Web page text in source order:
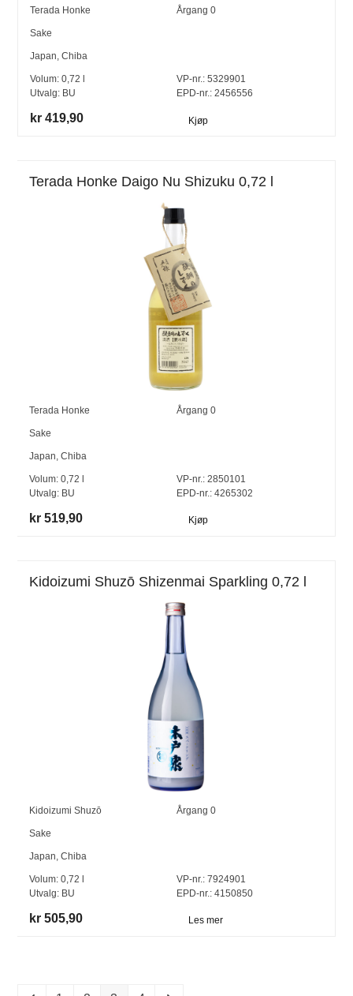
Terada Honke Årgang 0
Sake
Japan,Chiba
Volum:0,72
Utvalg: BU
VP-nr.: 5329901
EPD-nr.: 2456556
kr 419,90 Kjøp
Terada Honke Daigo Nu Shizuku 0,72 l
Terada Honke Årgang 0
Sake
Japan,Chiba
Volum:0,72
Utvalg: BU
VP-nr.:2850101
EPD-nr.: 4265302
kr 519,90 Kjøp
Kidoizumi Shuzō Shizenmai Sparkling 0,72 l
Kidoizumi Shuzō Årgang 0
Sake
Japan,Chiba
Volum:0,72
Utvalg: BU
VP-nr.:7924901
EPD-nr.: 4150850
kr 505,90 Les mer